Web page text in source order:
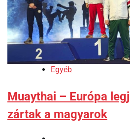
Egyéb
Muaythai – Európa
zártak a magyarok